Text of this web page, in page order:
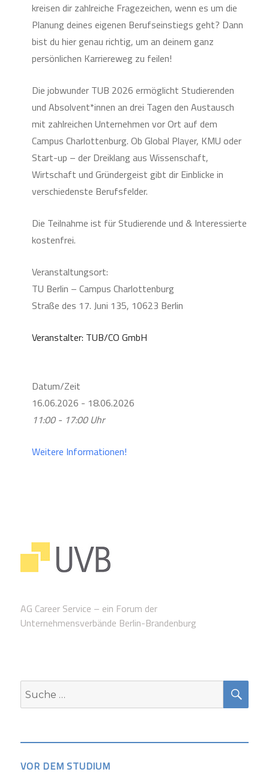
kreisen dir zahlreiche Fragezeichen, wenn es um die
Planung deines eigenen Berufseinstiegs geht? Dann
bist du hier genau richtig, um an deinem ganz
persönlichen Karriereweg zu feilen!
Die jobwunder TUB 2026 ermöglicht Studierenden
und Absolvent*innen an drei Tagen den Austausch
mit zahlreichen Unternehmen vor Ort auf dem
Campus Charlottenburg. Ob Global Player, KMU oder
Start-up – der Dreiklang aus Wissenschaft,
Wirtschaft und Gründergeist gibt dir Einblicke in
verschiedenste Berufsfelder.
Die Teilnahme ist für Studierende und & Interessierte
kostenfrei.
Veranstaltungsort:
TU Berlin – Campus Charlottenburg
Straße des 17. Juni 135, 10623 Berlin
Veranstalter: TUB/CO GmbH
Datum/Zeit
16.06.2026 - 18.06.2026
11:00 - 17:00 Uhr
Weitere Informationen!
AG Career Service – ein Forum der
Unternehmensverbände Berlin-Brandenburg
Suche
nach:
VOR DEM STUDIUM